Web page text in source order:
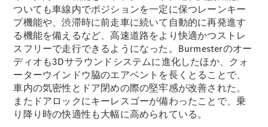
Mercedes-
AMG GT 4-
Door-Coupé
Mercedes-
AMG GT
4-Door-
Coupé
New電気
試乗リクエ
ついても車線内でポジションを一定に保つレーンキー
プ機能や、渋滞時に前走車に続いて自動的に再発進す
る機能を備えるなど、高速道路をより快適かつストレ
スフリーで走行できるようになった。Burmesterのオー
ディオも3Dサラウンドシステムに進化したほか、クォ
ーターウインドウ脇のエアベントを長くとることで、
車内の気密性とドア閉めの際の堅牢感が改善された。
またドアロックにキーレスゴーが備わったことで、乗
り降り時の快適性も大幅に高められている。